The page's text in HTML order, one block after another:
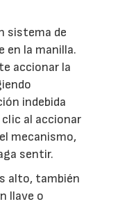
sistema de
en la manilla.
accionar la
indebida
al accionar
mecanismo,
sentir.
alto, también
llave o